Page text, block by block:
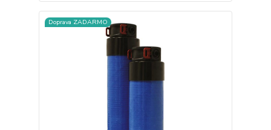
Doprava ZADARMO